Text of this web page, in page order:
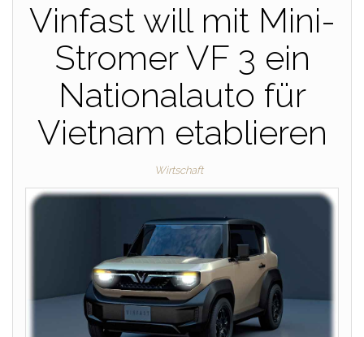
Vinfast will mit Mini-
Stromer VF 3 ein
Nationalauto für
Vietnam etablieren
Wirtschaft